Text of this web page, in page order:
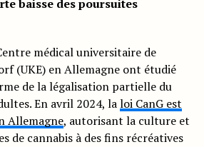
baisse des poursuites
médical universitaire de
(UKE) en Allemagne ont étudié
de la légalisation partielle du
En avril 2024, laloi CanG est
Allemagne, autorisant la culture et
de cannabis à des fins récréatives